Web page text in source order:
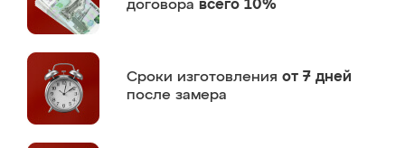
договора всего 10%
Сроки изготовления от 7 дней
после замера